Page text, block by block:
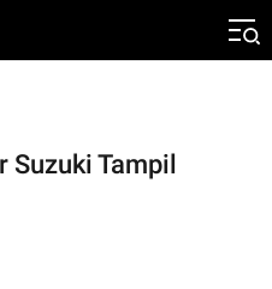
Suzuki Tampil